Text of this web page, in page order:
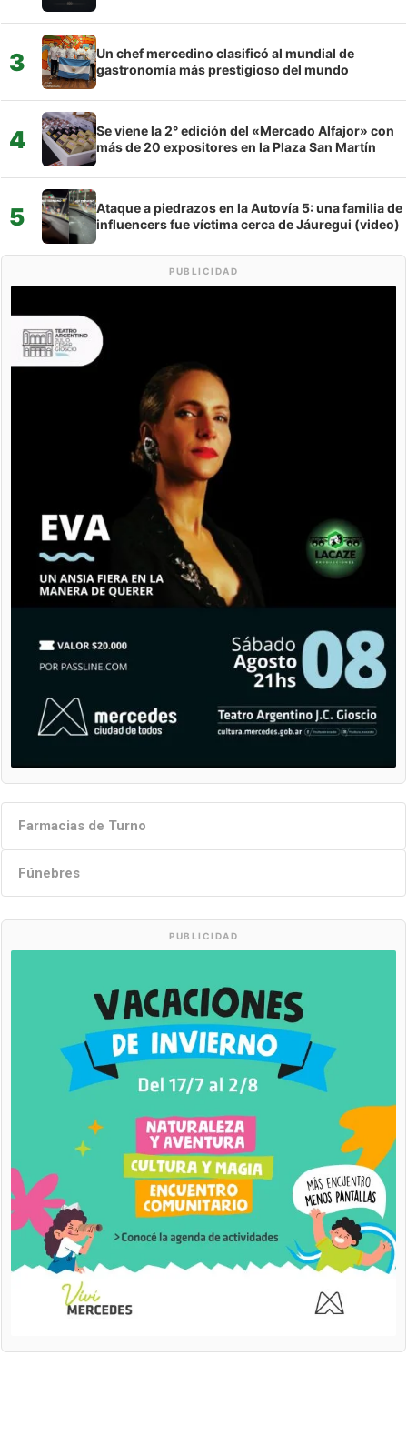
3
Un chef mercedino clasificó al mundial de
gastronomía más prestigioso del mundo
4
Se viene la 2° edición del «Mercado Alfajor» con
más de 20 expositores en la Plaza San Martín
5
Ataque a piedrazos en la Autovía 5: una familia de
influencers fue víctima cerca de Jáuregui (video)
PUBLICIDAD
Farmacias de Turno
Fúnebres
PUBLICIDAD